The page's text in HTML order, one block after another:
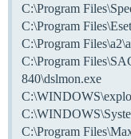
C:\Program
C:\Program
C:\Program
C:\Program
840\dslmon.exe
C:\Program